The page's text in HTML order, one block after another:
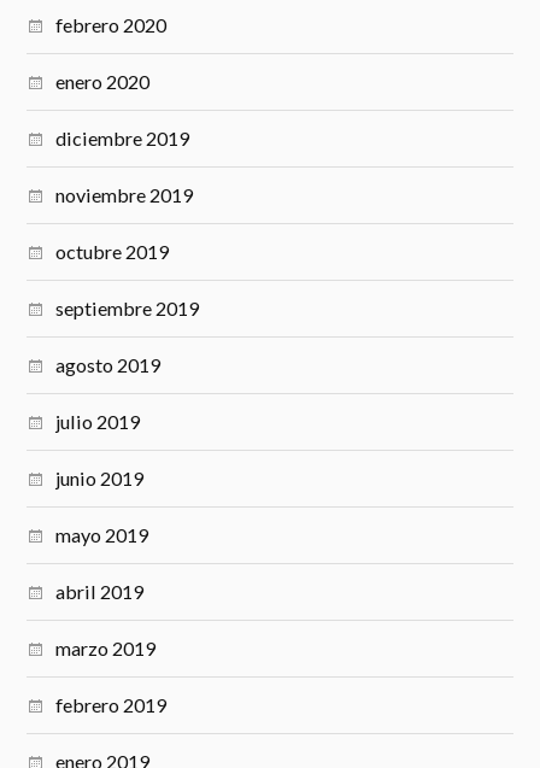
febrero 2020
enero 2020
diciembre 2019
noviembre 2019
octubre 2019
septiembre 2019
agosto 2019
julio 2019
junio 2019
mayo 2019
abril 2019
marzo 2019
febrero 2019
enero 2019